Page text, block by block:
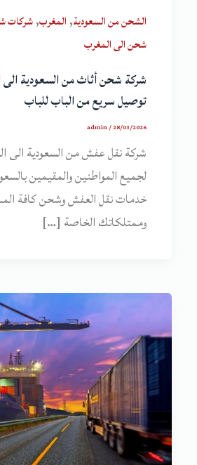
الشحن من السعودية, المغرب,شركات
شحن الى المغرب
شركة شحن أثاث من السعودية
توصيل سريع من الباب للباب
admin/28/03/2026
شركة نقل عفش من السعودية الى
لجميع المواطنين والمقيمين
خدمات نقل العفش وشحن كافة
وممتلكاتك الخاصة […]